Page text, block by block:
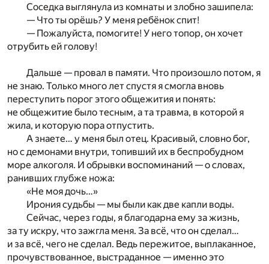
Соседка выглянула из комнаты и злобно зашипела:
— Что ты орёшь? У меня ребёнок спит!
— Пожалуйста, помогите! У него топор, он хочет
отрубить ей голову!
Дальше — провал в памяти. Что произошло потом, я
не знаю. Только много лет спустя я смогла вновь
переступить порог этого общежития и понять:
не общежитие было тесным, а та травма, в которой я
жила, и которую пора отпустить.
А знаете… у меня был отец. Красивый, словно бог,
но с демонами внутри, топивший их в беспробудном
море алкоголя. И обрывки воспоминаний — о словах,
ранивших глубже ножа:
«Не моя дочь…»
Ирония судьбы — мы были как две капли воды.
Сейчас, через годы, я благодарна ему за жизнь,
за ту искру, что зажгла меня. За всё, что он сделал…
и за всё, чего не сделал. Ведь пережитое, выплаканное,
прочувствованное, выстраданное — именно это